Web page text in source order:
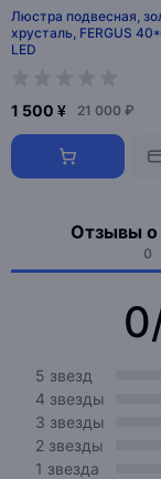
Люстра подвесная,
хрусталь, FERGUS
LED
1 500 ¥ 21 000 ₽
Отзывы о
0
5 звезд
4 звезды
3 звезды
2 звезды
1 звезда